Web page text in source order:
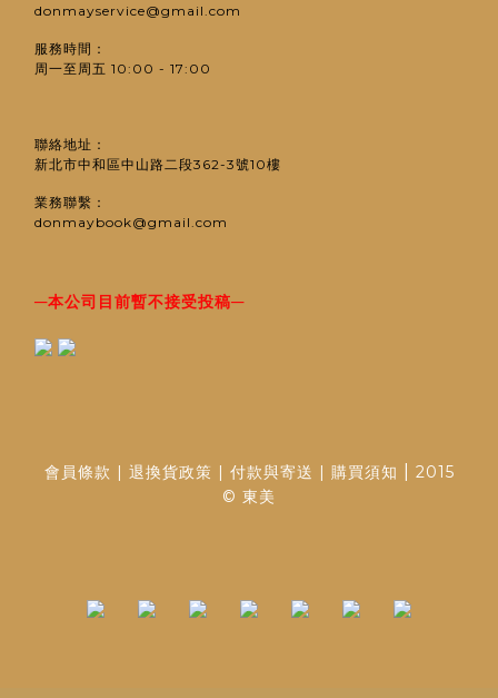
donmayservice@gmail.com
服務時間：
周一至周五 10:00 - 17:00
聯絡地址：
新北市中和區中山路二段362-3號10樓
業務聯繫：
donmaybook@gmail.com
─本公司目前暫不接受投稿─
會員條款 | 退換貨政策 | 付款與寄送 | 購買須知
2015
© 東美